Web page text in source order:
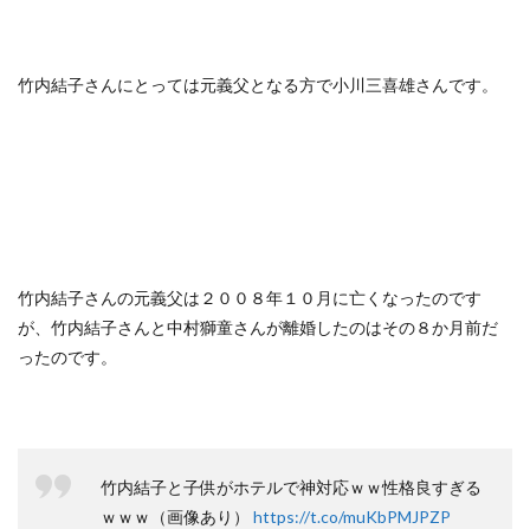
竹内結子さんにとっては元義父となる方で小川三喜雄さんです。
竹内結子さんの元義父は２００８年１０月に亡くなったのです
が、竹内結子さんと中村獅童さんが離婚したのはその８か月前だ
ったのです。
竹内結子と子供がホテルで神対応ｗｗ性格良すぎる
ｗｗｗ（画像あり） https://t.co/muKbPMJPZP